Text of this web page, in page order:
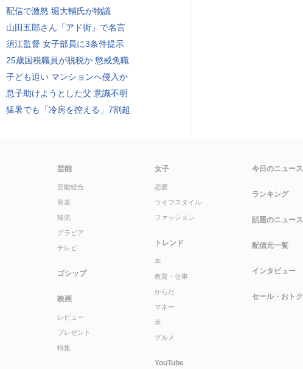
配信で激怒 堀大輔氏が物議
山田五郎さん「アド街」で名言
須江監督 女子部員に3条件提示
25歳国税職員が脱税か 懲戒免職
子ども追い マンションへ侵入か
息子助けようとした父 意識不明
猛暑でも「冷房を控える」7割超
芸能
芸能総合
音楽
韓流
グラビア
テレビ
ゴシップ
映画
レビュー
プレゼント
特集
女子
恋愛
ライフスタイル
ファッション
トレンド
本
教育・仕事
からだ
マネー
車
グルメ
YouTube
今日のニュース
ランキング
話題のニュース
配信元一覧
インタビュー
セール・おトク